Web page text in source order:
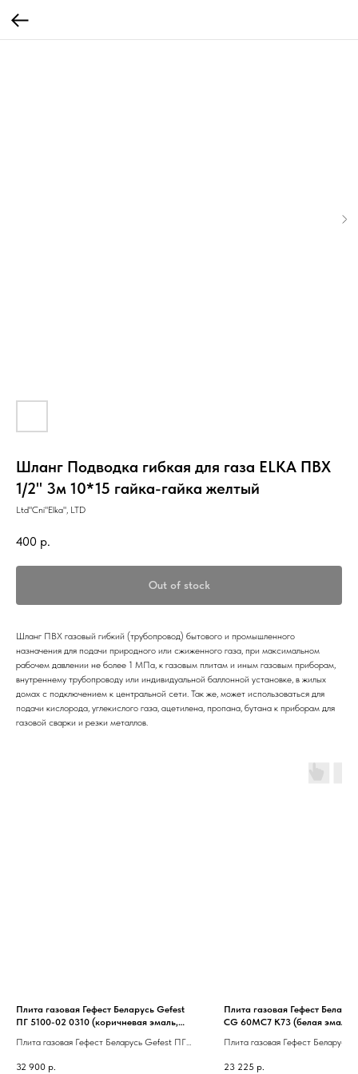
Шланг Подводка гибкая для газа ELKA ПВХ
1/2" 3м 10*15 гайка-гайка желтый
Ltd"Cni"Elka", LTD
400 р.
Out of stock
Шланг ПВХ газовый гибкий (трубопровод) бытового и промышленного
назначения для подачи природного или сжиженного газа, при максимальном
рабочем давлении не более 1 МПа, к газовым плитам и иным газовым приборам,
внутреннему трубопроводу или индивидуальной баллонной установке, в жилых
домах с подключением к центральной сети. Так же, может использоваться для
подачи кислорода, углекислого газа, ацетилена, пропана, бутана к приборам для
газовой сварки и резки металлов.
Плита газовая Гефест Беларусь Gefest
ПГ 5100-02 0310 (коричневая эмаль,
дизайн)
Плита газовая Гефест Беларусь Gefest ПГ
газ-контроль, чугун, гриль, дизайн)
32 900 р.
Плита газовая Гефест
CG 60MС7 K73 (белая эмаль,
газ-контроль)
Плита газовая Гефест Беларусь
чугун решетки, полный газ-
23 225 р.